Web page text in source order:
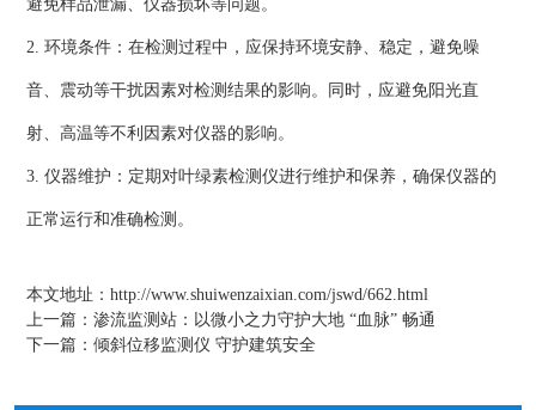
避免样品泄漏、仪器损坏等问题。
2. 环境条件：在检测过程中，应保持环境安静、稳定，避免噪
音、震动等干扰因素对检测结果的影响。同时，应避免阳光直
射、高温等不利因素对仪器的影响。
3. 仪器维护：定期对叶绿素检测仪进行维护和保养，确保仪器的
正常运行和准确检测。
本文地址： http://www.shuiwenzaixian.com/jswd/662.html
上一篇： 渗流监测站：以微小之力守护大地 “血脉” 畅通
下一篇： 倾斜位移监测仪 守护建筑安全